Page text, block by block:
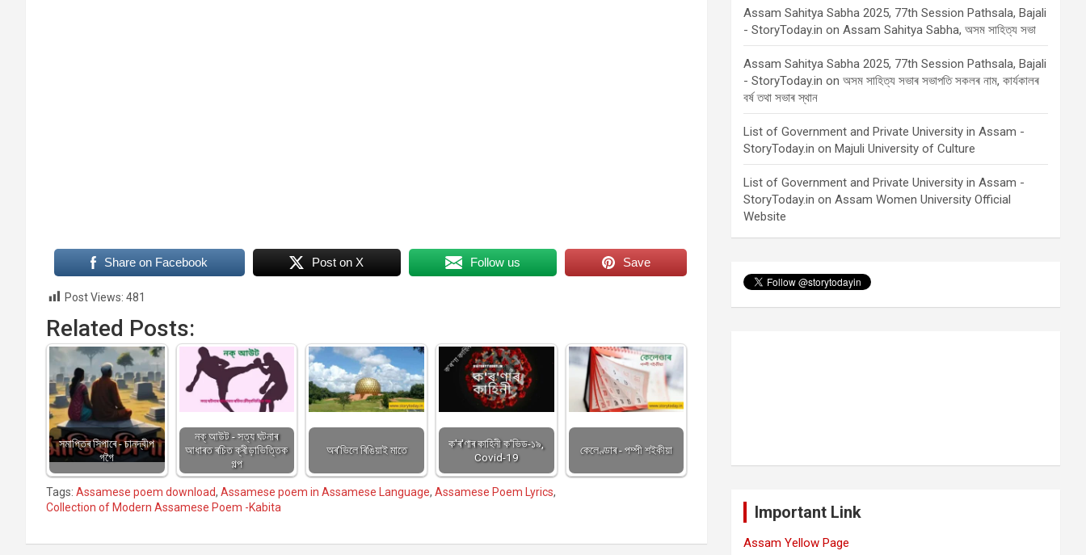
Share on Facebook Post on X Follow us Save
Post Views: 481
Related Posts:
সমাপ্তিৰ সিপাৰে - চানদ্বীপ
গগৈ
নক্ আউট - সত্য ঘটনাৰ
আধাৰত ৰচিত ক্ৰীড়াভিত্তিক
গল্প
অৰ’ভিলে ৰিঙিয়াই মাতে
ক'ৰ'ণাৰ কাহিনী ক'ভিড-১৯,
Covid-19
কেলেণ্ডাৰ - পম্পী শইকীয়া
Tags: Assamese poem download, Assamese poem in Assamese Language, Assamese Poem Lyrics,
Collection of Modern Assamese Poem -Kabita
Assam Sahitya Sabha 2025, 77th Session Pathsala, Bajali
- StoryToday.in onAssam Sahitya Sabha, অসম সাহিত্য সভা
Assam Sahitya Sabha 2025, 77th Session Pathsala, Bajali
- StoryToday.in onঅসম সাহিত্য সভাৰ সভাপতি সকলৰ নাম, কাৰ্যকালৰ
বৰ্ষ তথা সভাৰ স্থান
List of Government and Private University in Assam -
StoryToday.in onMajuli University of Culture
List of Government and Private University in Assam -
StoryToday.in onAssam Women University Official
Website
Important Link
Assam Yellow Page